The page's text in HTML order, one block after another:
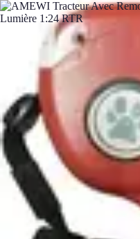
Materiel Tracteur
Entretien et Utilisation
Entretien et Maintenance
Materiel Tracteur